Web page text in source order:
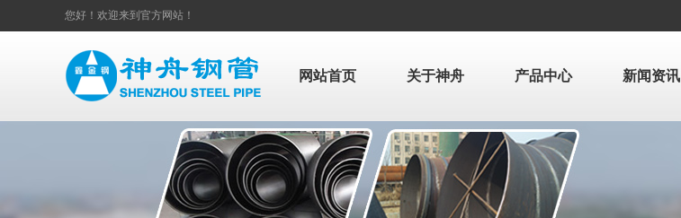
您好！欢迎来到官方网站！
网站首页 关于神舟 产品中心 新闻资讯